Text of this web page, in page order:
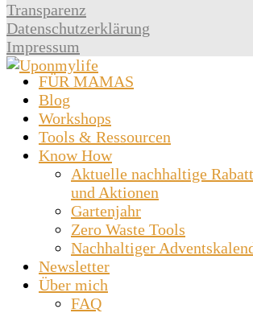
Transparenz
Datenschutzerklärung
Impressum
FÜR MAMAS
Blog
Workshops
Tools & Ressourcen
Know How
Aktuelle nachhaltige
und Aktionen
Gartenjahr
Zero Waste Tools
Nachhaltiger
Newsletter
Über mich
FAQ